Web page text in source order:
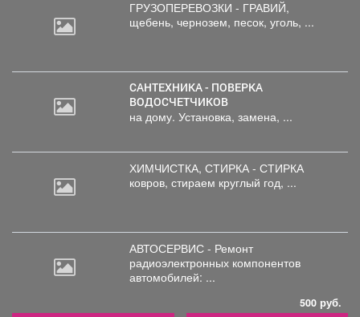
ГРУЗОПЕРЕВОЗКИ - ГРАВИЙ,
щебень, чернозем, песок, уголь, ...
САНТЕХНИКА - ПОВЕРКА
ВОДОСЧЕТЧИКОВ
на дому. Установка, замена, ...
ХИМЧИСТКА, СТИРКА - СТИРКА
ковров, стираем круглый год, ...
АВТОСЕРВИС - Ремонт
радиоэлектронных компонентов
автомобилей: ...
500 руб.